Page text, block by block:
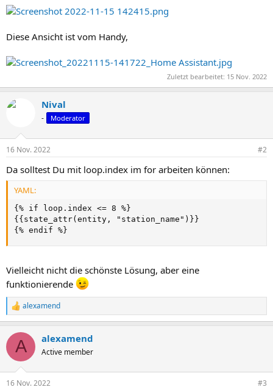
Diese Ansicht ist vom Handy,
Zuletzt bearbeitet: 15 Nov. 2022
Nival
- Moderator
16 Nov. 2022 #2
Da solltest Du mit loop.index im for arbeiten können:
YAML:
{ % if loop.index <= 8 % }
{ { state_attr(entity , "station_name") } }
{ % endif % }
Vielleicht nicht die schönste Lösung, aber eine
funktionierende
R
e
k
i
alexamend
A alexamend
Active member
16 Nov. 2022 #3